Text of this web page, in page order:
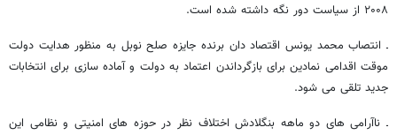
۲۰۰۸ از سیاست دور نگه داشته شده است.
ـ انتصاب محمد یونس اقتصاد دان برنده جایزه صلح نوبل به منظور هدایت دولت
موقت اقدامی نمادین برای بازگرداندن اعتماد به دولت و آماده سازی برای انتخابات
جدید تلقی می شود.
ـ ناآرامی های دو ماهه بنگلادش اختلاف نظر در حوزه های امنیتی و نظامی این